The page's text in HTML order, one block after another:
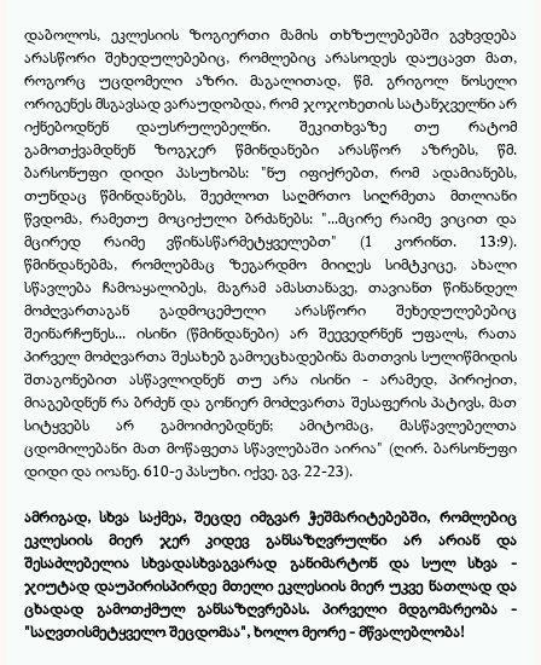
დაბოლოს, ეკლესიის ზოგიერთი მამის თხზულებებში გვხვდება
არასწორი შეხედულებებიც, რომლებიც არასოდეს დაუცავთ მათ,
როგორც უცდომელი აზრი. მაგალითად, წმ. გრიგოლ ნოსელი
ორიგენეს მსგავსად ვარაუდობდა, რომ ჯოჯოხეთის სატანჯველნი არ
იქნებოდნენ დაუსრულებელნი. შეკითხვაზე თუ რატომ
გამოთქვამდნენ ზოგჯერ წმინდანები არასწორ აზრებს, წმ.
ბარსონუფი დიდი პასუხობს: "ნუ იფიქრებთ, რომ ადამიანებს,
თუნდაც წმინდანებს, შეეძლოთ საღმრთო სიღრმეთა მთლიანი
წვდომა, რამეთუ მოციქული ბრძანებს: "...მცირე რაიმე ვიცით და
მცირედ რაიმე ვწინასწარმეტყველებთ" (1 კორინთ. 13:9).
წმინდანებმა, რომლებმაც ზეგარდმო მიიღეს სიმტკიცე, ახალი
სწავლება ჩამოაყალიბეს, მაგრამ ამასთანავე, თავიანთ წინანდელ
მოძღვართაგან გადმოცემული არასწორი შეხედულებებიც
შეინარჩუნეს... ისინი (წმინდანები) არ შეევედრნენ უფალს, რათა
პირველ მოძღვართა შესახებ გამოეცხადებინა მათთვის სულიწმიდის
შთაგონებით ასწავლიდნენ თუ არა ისინი - არამედ, პირიქით,
მიაგებდნენ რა ბრძენ და გონიერ მოძღვართა შესაფერის პატივს, მათ
სიტყვებს არ გამოიძიებდნენ; ამიტომაც, მასწავლებელთა
ცდომილებანი მათ მოწაფეთა სწავლებაში აირია" (ღირ. ბარსონუფი
დიდი და იოანე. 610-ე პასუხი. იქვე. გვ. 22-23).
ამრიგად, სხვა საქმეა, შეცდე იმგვარ ჭეშმარიტებებში, რომლებიც
ეკლესიის მიერ ჯერ კიდევ განსაზღვრულნი არ არიან და
შესაძლებელია სხვადასხვაგვარად განიმარტონ და სულ სხვა -
ჯიუტად დაუპირისპირდე მთელი ეკლესიის მიერ უკვე ნათლად და
ცხადად გამოთქმულ განსაზღვრებას. პირველი მდგომარეობა -
"საღვთისმეტყველო შეცდომაა", ხოლო მეორე -მწვალებლობა!